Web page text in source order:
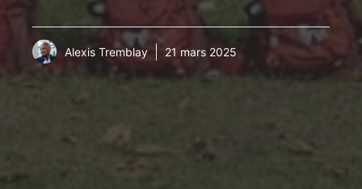
Alexis Tremblay 21 mars 2025